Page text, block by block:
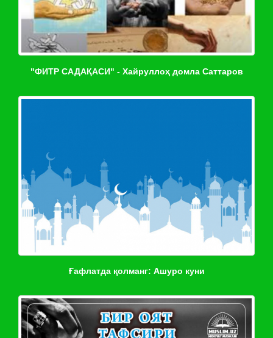
"ФИТР САДАҚАСИ" - Хайруллоҳ домла Саттаров
Ғафлатда қолманг: Ашуро куни